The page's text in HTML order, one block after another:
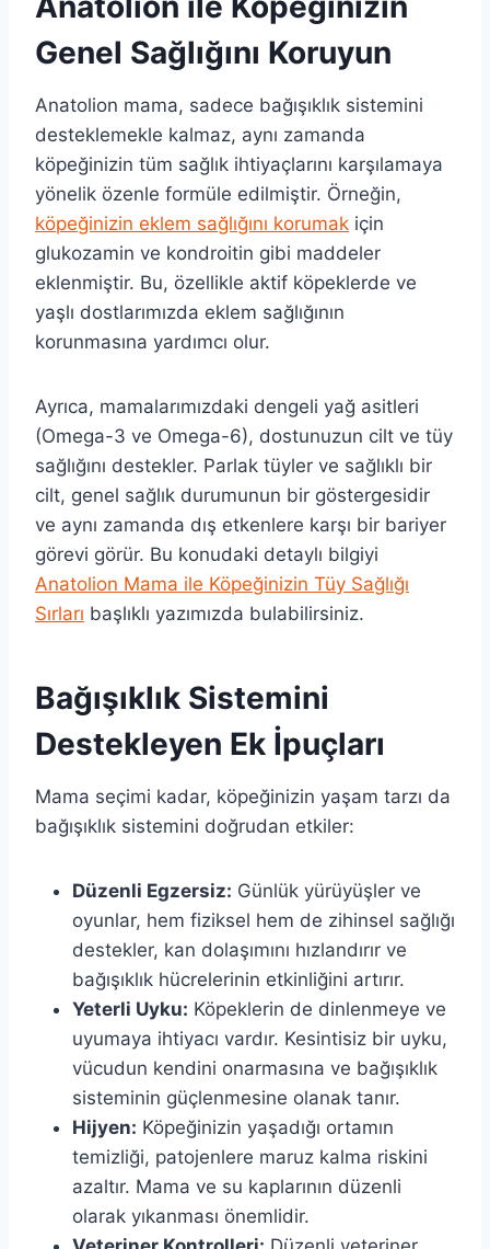
Genel Sağlığını Koruyun
Anatolion mama, sadece bağışıklık sistemini
desteklemekle kalmaz, aynı zamanda
köpeğinizin tüm sağlık ihtiyaçlarını karşılamaya
yönelik özenle formüle edilmiştir. Örneğin,
köpeğinizin eklem sağlığını korumak için
glukozamin ve kondroitin gibi maddeler
eklenmiştir. Bu, özellikle aktif köpeklerde ve
yaşlı dostlarımızda eklem sağlığının
korunmasına yardımcı olur.
Ayrıca, mamalarımızdaki dengeli yağ asitleri
(Omega-3 ve Omega-6), dostunuzun cilt ve tüy
sağlığını destekler. Parlak tüyler ve sağlıklı bir
cilt, genel sağlık durumunun bir göstergesidir
ve aynı zamanda dış etkenlere karşı bir bariyer
görevi görür. Bu konudaki detaylı bilgiyi
Anatolion Mama ile Köpeğinizin Tüy Sağlığı
Sırları başlıklı yazımızda bulabilirsiniz.
Bağışıklık Sistemini
Destekleyen Ek İpuçları
Mama seçimi kadar, köpeğinizin yaşam tarzı da
bağışıklık sistemini doğrudan etkiler:
Düzenli Egzersiz: Günlük yürüyüşler ve
oyunlar, hem fiziksel hem de zihinsel sağlığı
destekler, kan dolaşımını hızlandırır ve
bağışıklık hücrelerinin etkinliğini artırır.
Yeterli Uyku: Köpeklerin de dinlenmeye ve
uyumaya ihtiyacı vardır. Kesintisiz bir uyku,
vücudun kendini onarmasına ve bağışıklık
sisteminin güçlenmesine olanak tanır.
Hijyen: Köpeğinizin yaşadığı ortamın
temizliği, patojenlere maruz kalma riskini
azaltır. Mama ve su kaplarının düzenli
olarak yıkanması önemlidir.